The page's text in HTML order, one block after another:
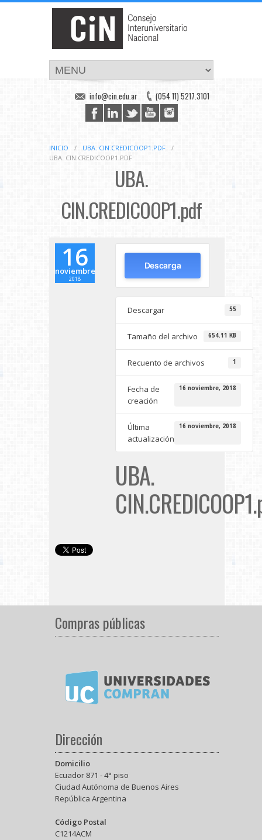
(054 11) 5217.3101
info@cin.edu.ar
INICIO / UBA. CIN.CREDICOOP1.PDF
/
UBA. CIN.CREDICOOP1.PDF
UBA.
CIN.CREDICOOP1.pdf
16
noviembre
2018
Descarga
Descargar 55
Tamaño del archivo 654.11 KB
Recuento de archivos 1
Fecha de
creación
16 noviembre, 2018
Última
actualización
16 noviembre, 2018
UBA.
Compras públicas
Dirección
Domicilio
Ecuador 871 - 4° piso
Ciudad Autónoma de Buenos Aires
República Argentina
Código Postal
C1214ACM